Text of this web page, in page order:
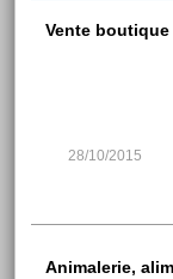
Vente boutique
28/10/2015
Animalerie,